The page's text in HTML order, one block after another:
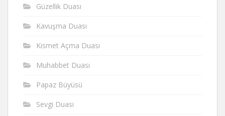
Güzellik Duası
Kavuşma Duası
Kısmet Açma Duası
Muhabbet Duası
Papaz Büyüsü
Sevgi Duasi